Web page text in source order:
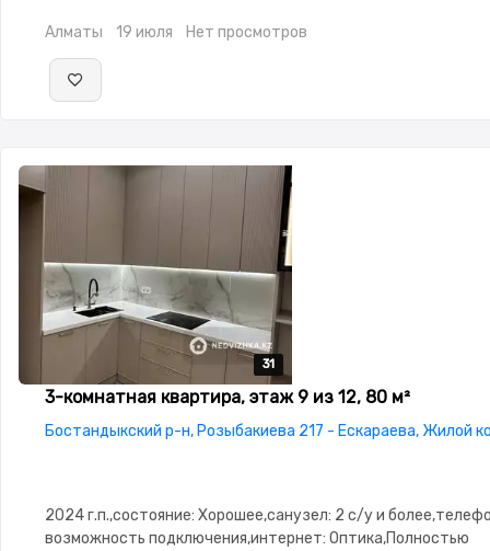
сантехника,Тихий двор
Алматы 19 июля Нет просмотров
31
31
31
31
31
3-комнатная квартира, этаж 9 из 12, 80 м²
Бостандыкский р-н, Розыбакиева 217 - Ескараева, Жилой
2024 г.п.,состояние: Хорошее,санузел: 2 с/у и
возможность подключения,интернет: Оптика,Полностью